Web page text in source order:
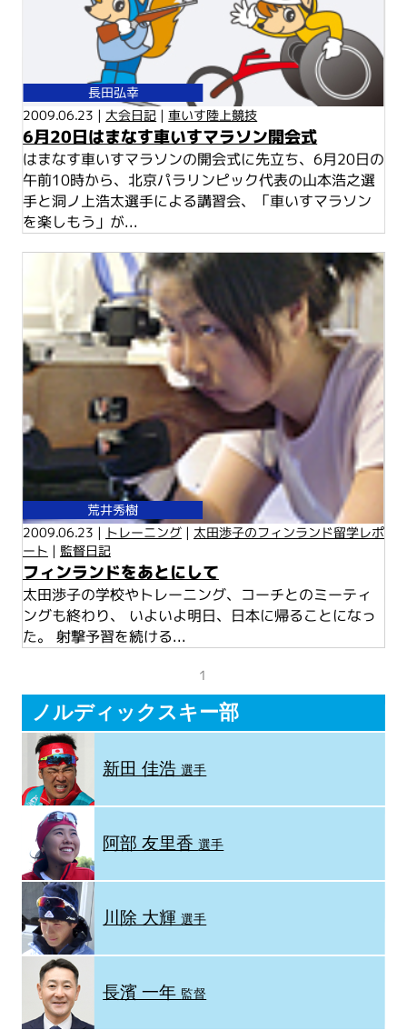
長田弘幸
2009.06.23 | 大会日記 |車いす陸上競技
6月20日はまなす車いすマラソン開会式
はまなす車いすマラソンの開会式に先立ち、6月20日の
午前10時から、北京パラリンピック代表の山本浩之選
手と洞ノ上浩太選手による講習会、「車いすマラソン
を楽しもう」が...
荒井秀樹
2009.06.23 | トレーニング| 太田渉子のフィンランド留学レポ
ート | 監督日記
フィンランドをあとにして
太田渉子の学校やトレーニング、コーチとのミーティ
ングも終わり、 いよいよ明日、日本に帰ることになっ
た。 射撃予習を続ける...
1
ノルディックスキー部
新田 佳浩選手
阿部 友里香選手
川除 大輝選手
長濱 一年 監督